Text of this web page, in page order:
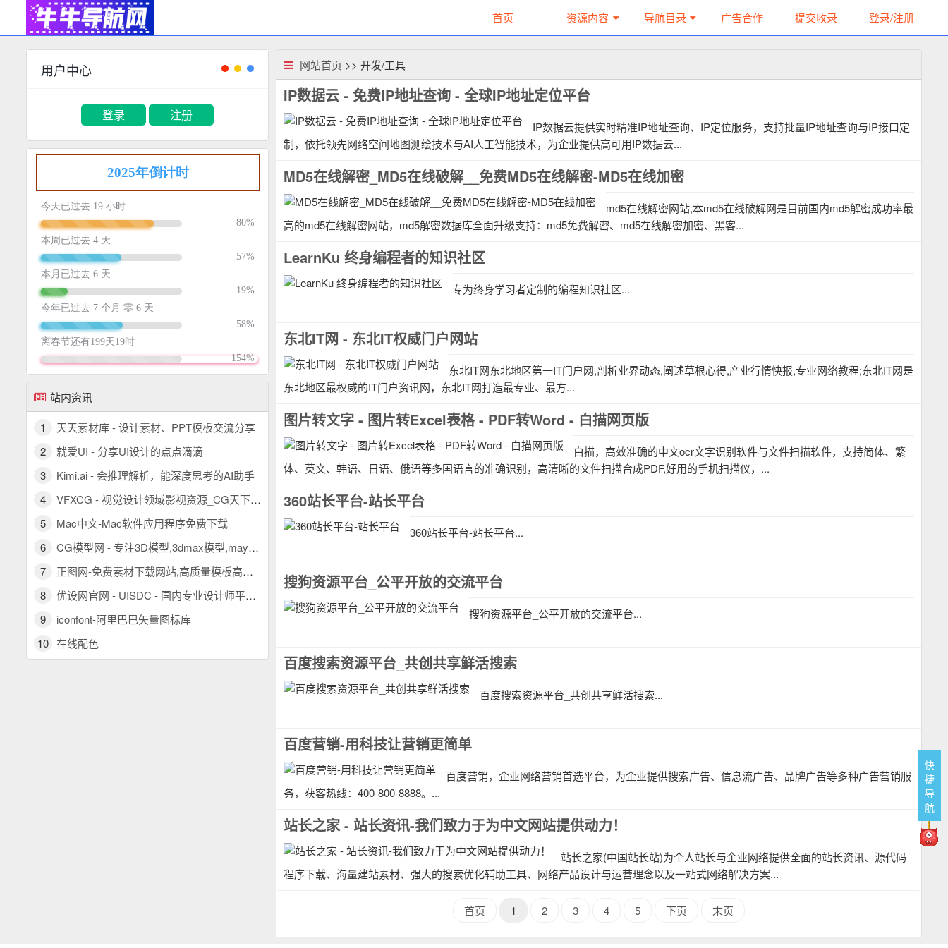
首页 资源内容 导航目录 广告合作 提交收录 登录/注册
网站首页 >> 开发/工具
IP数据云 - 免费IP地址查询 - 全球IP地址定位平台
IP数据云提供实时精准IP地址查询、IP定位服务，支持批量IP地址查询与IP接口定
制，依托领先网络空间地图测绘技术与AI人工智能技术，为企业提供高可用IP数据云...
MD5在线解密_MD5在线破解__免费MD5在线解密-MD5在线加密
md5在线解密网站,本md5在线破解网是目前国内md5解密成功率最
高的md5在线解密网站，md5解密数据库全面升级支持：md5免费解密、md5在线解密加密、黑客...
LearnKu 终身编程者的知识社区
专为终身学习者定制的编程知识社区...
东北IT网 - 东北IT权威门户网站
东北IT网东北地区第一IT门户网,剖析业界动态,阐述草根心得,产业行情快报,专业网络教程;东北IT网是
东北地区最权威的IT门户资讯网，东北IT网打造最专业、最方...
图片转文字 - 图片转Excel表格 - PDF转Word - 白描网页版
白描，高效准确的中文ocr文字识别软件与文件扫描软件，支持简体、繁
体、英文、韩语、日语、俄语等多国语言的准确识别，高清晰的文件扫描合成PDF,好用的手机扫描仪，...
360站长平台-站长平台
360站长平台-站长平台...
搜狗资源平台_公平开放的交流平台
搜狗资源平台_公平开放的交流平台...
百度搜索资源平台_共创共享鲜活搜索
百度搜索资源平台_共创共享鲜活搜索...
百度营销-用科技让营销更简单
百度营销，企业网络营销首选平台，为企业提供搜索广告、信息流广告、品牌广告等多种广告营销服
务，获客热线：400-800-8888。...
站长之家 - 站长资讯-我们致力于为中文网站提供动力！
站长之家(中国站长站)为个人站长与企业网络提供全面的站长资讯、源代码
程序下载、海量建站素材、强大的搜索优化辅助工具、网络产品设计与运营理念以及一站式网络解决方案...
首页 1 2 3 4 5 下页 末页
用户中心
登录 注册
站内资讯
1
天天素材库 - 设计素材、PPT模板交流分享
2
就爱UI - 分享UI设计的点点滴滴
3
Kimi.ai - 会推理解析，能深度思考的AI助手
4
VFXCG - 视觉设计领域影视资源_CG天下 PR模板/AE模板/FCPX插件/视频素材
5
Mac中文-Mac软件应用程序免费下载
6
CG模型网 - 专注3D模型,3dmax模型,maya模型,c4d模型,优质三维模型素材下载
7
正图网-免费素材下载网站,高质量模板高清图片设计素材图库
8
优设网官网 - UISDC - 国内专业设计师平台 - 看设计文章，学AIGC教程，找灵感素材，尽在优设网！
9
iconfont-阿里巴巴矢量图标库
10 在线配色
快
捷
导
航